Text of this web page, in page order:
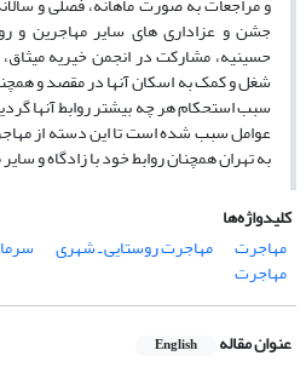
جشن و عزاداری های سایر مهاجرین و
حسینیه، مشارکت در انجمن خیریه
شغل و کمک به اسکان آنها در مقصد و
سبب استحکام هر چه بیشتر روابط آنها
عوامل سبب شده است تا این دسته از
به تهران همچنان روابط خود با زادگاه و
کلیدواژه‌ها
مهاجرت
مهاجرت روستایی ـ شهری
مهاجرت
عنوان مقاله English